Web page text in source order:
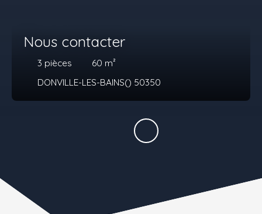
Nous contacter
3 pièces 60 m²
DONVILLE-LES-BAINS() 50350